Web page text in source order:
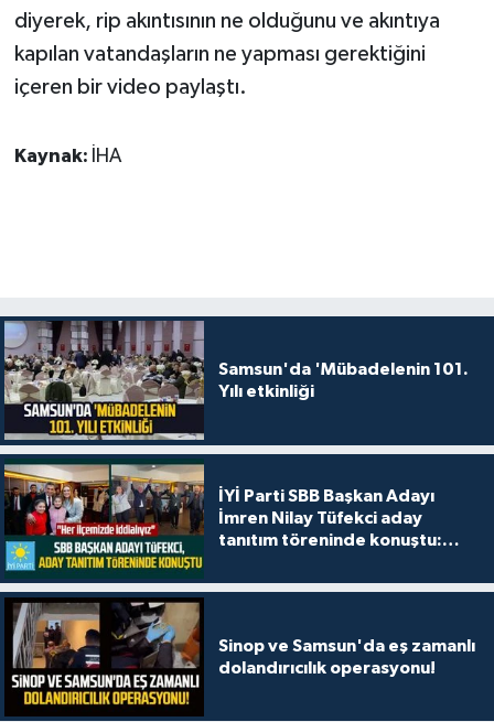
diyerek, rip akıntısının ne olduğunu ve akıntıya
kapılan vatandaşların ne yapması gerektiğini
içeren bir video paylaştı.
Kaynak: İHA
Samsun'da 'Mübadelenin 101.
Yılı etkinliği
İYİ Parti SBB Başkan Adayı
İmren Nilay Tüfekci aday
tanıtım töreninde konuştu:
Sinop ve Samsun'da eş zamanlı
dolandırıcılık operasyonu!